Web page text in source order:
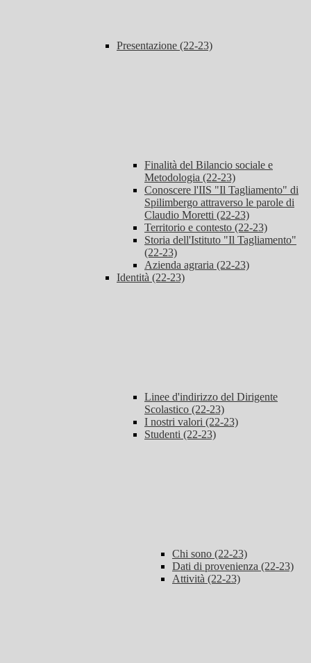
Presentazione (22-23)
Finalità del Bilancio sociale e
Metodologia (22-23)
Conoscere l'IIS "Il Tagliamento" di
Spilimbergo attraverso le parole di
Claudio Moretti (22-23)
Territorio e contesto (22-23)
Storia dell'Istituto "Il Tagliamento"
(22-23)
Azienda agraria (22-23)
Identità (22-23)
Linee d'indirizzo del Dirigente
Scolastico (22-23)
I nostri valori (22-23)
Studenti (22-23)
Chi sono (22-23)
Dati di provenienza (22-23)
Attività (22-23)